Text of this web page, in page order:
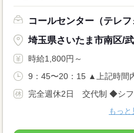
コールセンター（テレフ
埼玉県さいたま市南区/
時給1,800円～
9：45〜20：15 ▲上記時間
完全週休2日 交代制 ◆シフ
もっと